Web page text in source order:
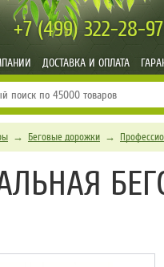
+7 (499)322-28-97
ДОСТАВКА И ОПЛАТА
→ Беговые дорожки →